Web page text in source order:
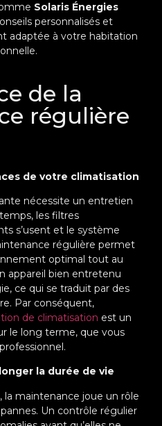
Solaris Énergies
personnalisés et
adaptée à votre habitation
de la
régulière
de votre climatisation
nécessite un entretien
les filtres
s’usent et le système
régulière permet
optimal tout au
appareil bien entretenu
ce qui se traduit par des
Par conséquent,
de climatisation est un
le long terme, que vous
la durée de vie
la maintenance joue un rôle
Un contrôle régulier